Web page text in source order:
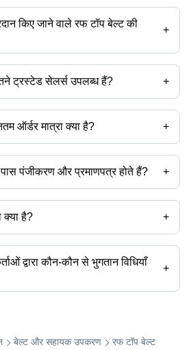
किए जाने वाले रफ टॉप बेल्ट की
+
मुद्रा प्रोडक्ट का नाम
ट्रस्टेड सेलर्स उपलब्ध हैं? +
ऑर्डर मात्रा क्या है? +
उल्लेखित होती है और कंपनी से कंपनी भिन्न हो सकती
पंजीकरण और प्रमाणपत्र होते हैं? +
होता है, और प्रमाणपत्र रखने वाली कंपनियां हैं -
ल्टड.
लिमिटेड
क्या है? +
कीमत प्राप्त करने के लिए कर सकते हैं।
द्वारा कौन-कौन से भुगतान विधियाँ
+
निर्भर करेगा। कुछ सामान्य भुगतान विधियाँ जिन्हें
बेल्ट और सहायक उपकरण रफ टॉप बेल्ट